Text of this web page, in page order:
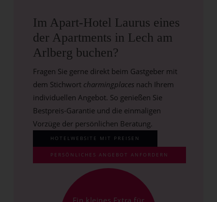
Im Apart-Hotel Laurus eines
der Apartments in Lech am
Arlberg buchen?
Fragen Sie gerne direkt beim Gastgeber mit
dem Stichwort charmingplaces nach Ihrem
individuellen Angebot. So genießen Sie
Bestpreis-Garantie und die einmaligen
Vorzüge der persönlichen Beratung.
HOTELWEBSITE MIT PREISEN
PERSÖNLICHES ANGEBOT ANFORDERN